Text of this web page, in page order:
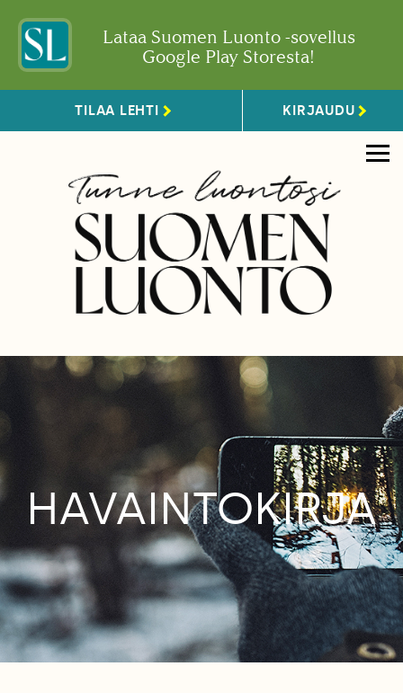
Lataa Suomen Luonto -sovellus
Google Play Storesta!
TILAA LEHTI KIRJAUDU
HAVAINTOKIRJA